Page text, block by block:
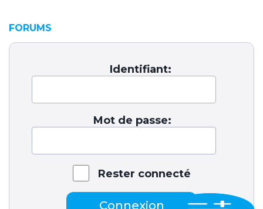
FORUMS
Identifiant:
Mot de passe:
Rester connecté
Connexion